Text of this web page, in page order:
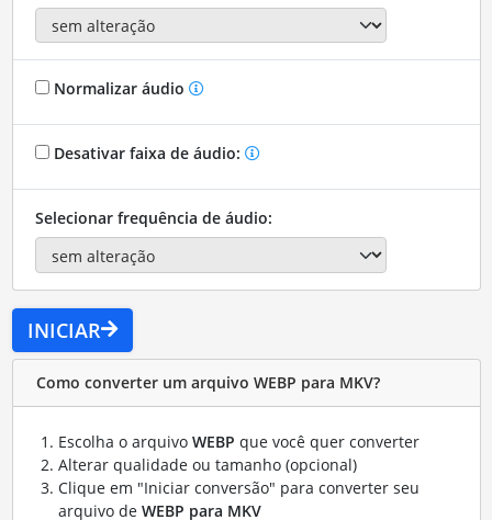
Normalizar áudio
Desativar faixa de áudio:
Selecionar frequência de áudio:
INICIAR
Como converter um arquivo WEBP para MKV?
Escolha o arquivo WEBP que você quer converter
Alterar qualidade ou tamanho (opcional)
Clique em "Iniciar conversão" para converter seu
arquivo de WEBP para MKV